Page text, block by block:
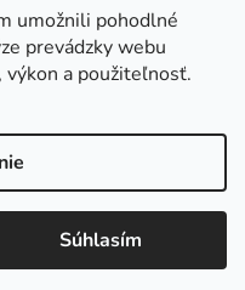
umožnili pohodlné
prevádzky webu
a použiteľnosť.
Súhlasím
práva vyhradené.